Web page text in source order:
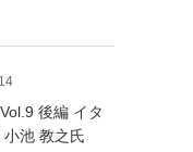
後編 イタ
小池 教之氏